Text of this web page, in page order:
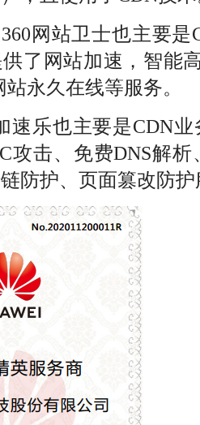
网站卫士也主要
了网站加速，智能
永久在线等服务。
速乐也主要是CDN
攻击、免费DNS解
防护、页面篡改防护